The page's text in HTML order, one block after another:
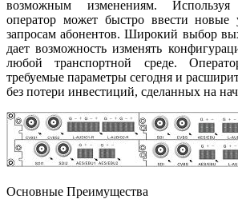
возможным изменениям.
оператор может быстро ввести новые
запросам абонентов. Широкий выбор
дает возможность изменять
любой транспортной среде.
требуемые параметры сегодня и
без потери инвестиций, сделанных на
Основные Преимущества